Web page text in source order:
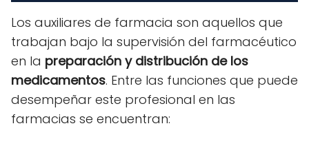
Los auxiliares de farmacia son aquellos que
trabajan bajo la supervisión del farmacéutico
en la preparación y distribución de los
medicamentos. Entre las funciones que puede
desempeñar este profesional en las
farmacias se encuentran: